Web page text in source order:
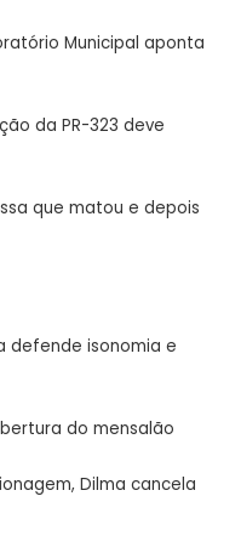
Municipal aponta
da PR-323 deve
que matou e depois
defende isonomia e
do mensalão
Dilma cancela